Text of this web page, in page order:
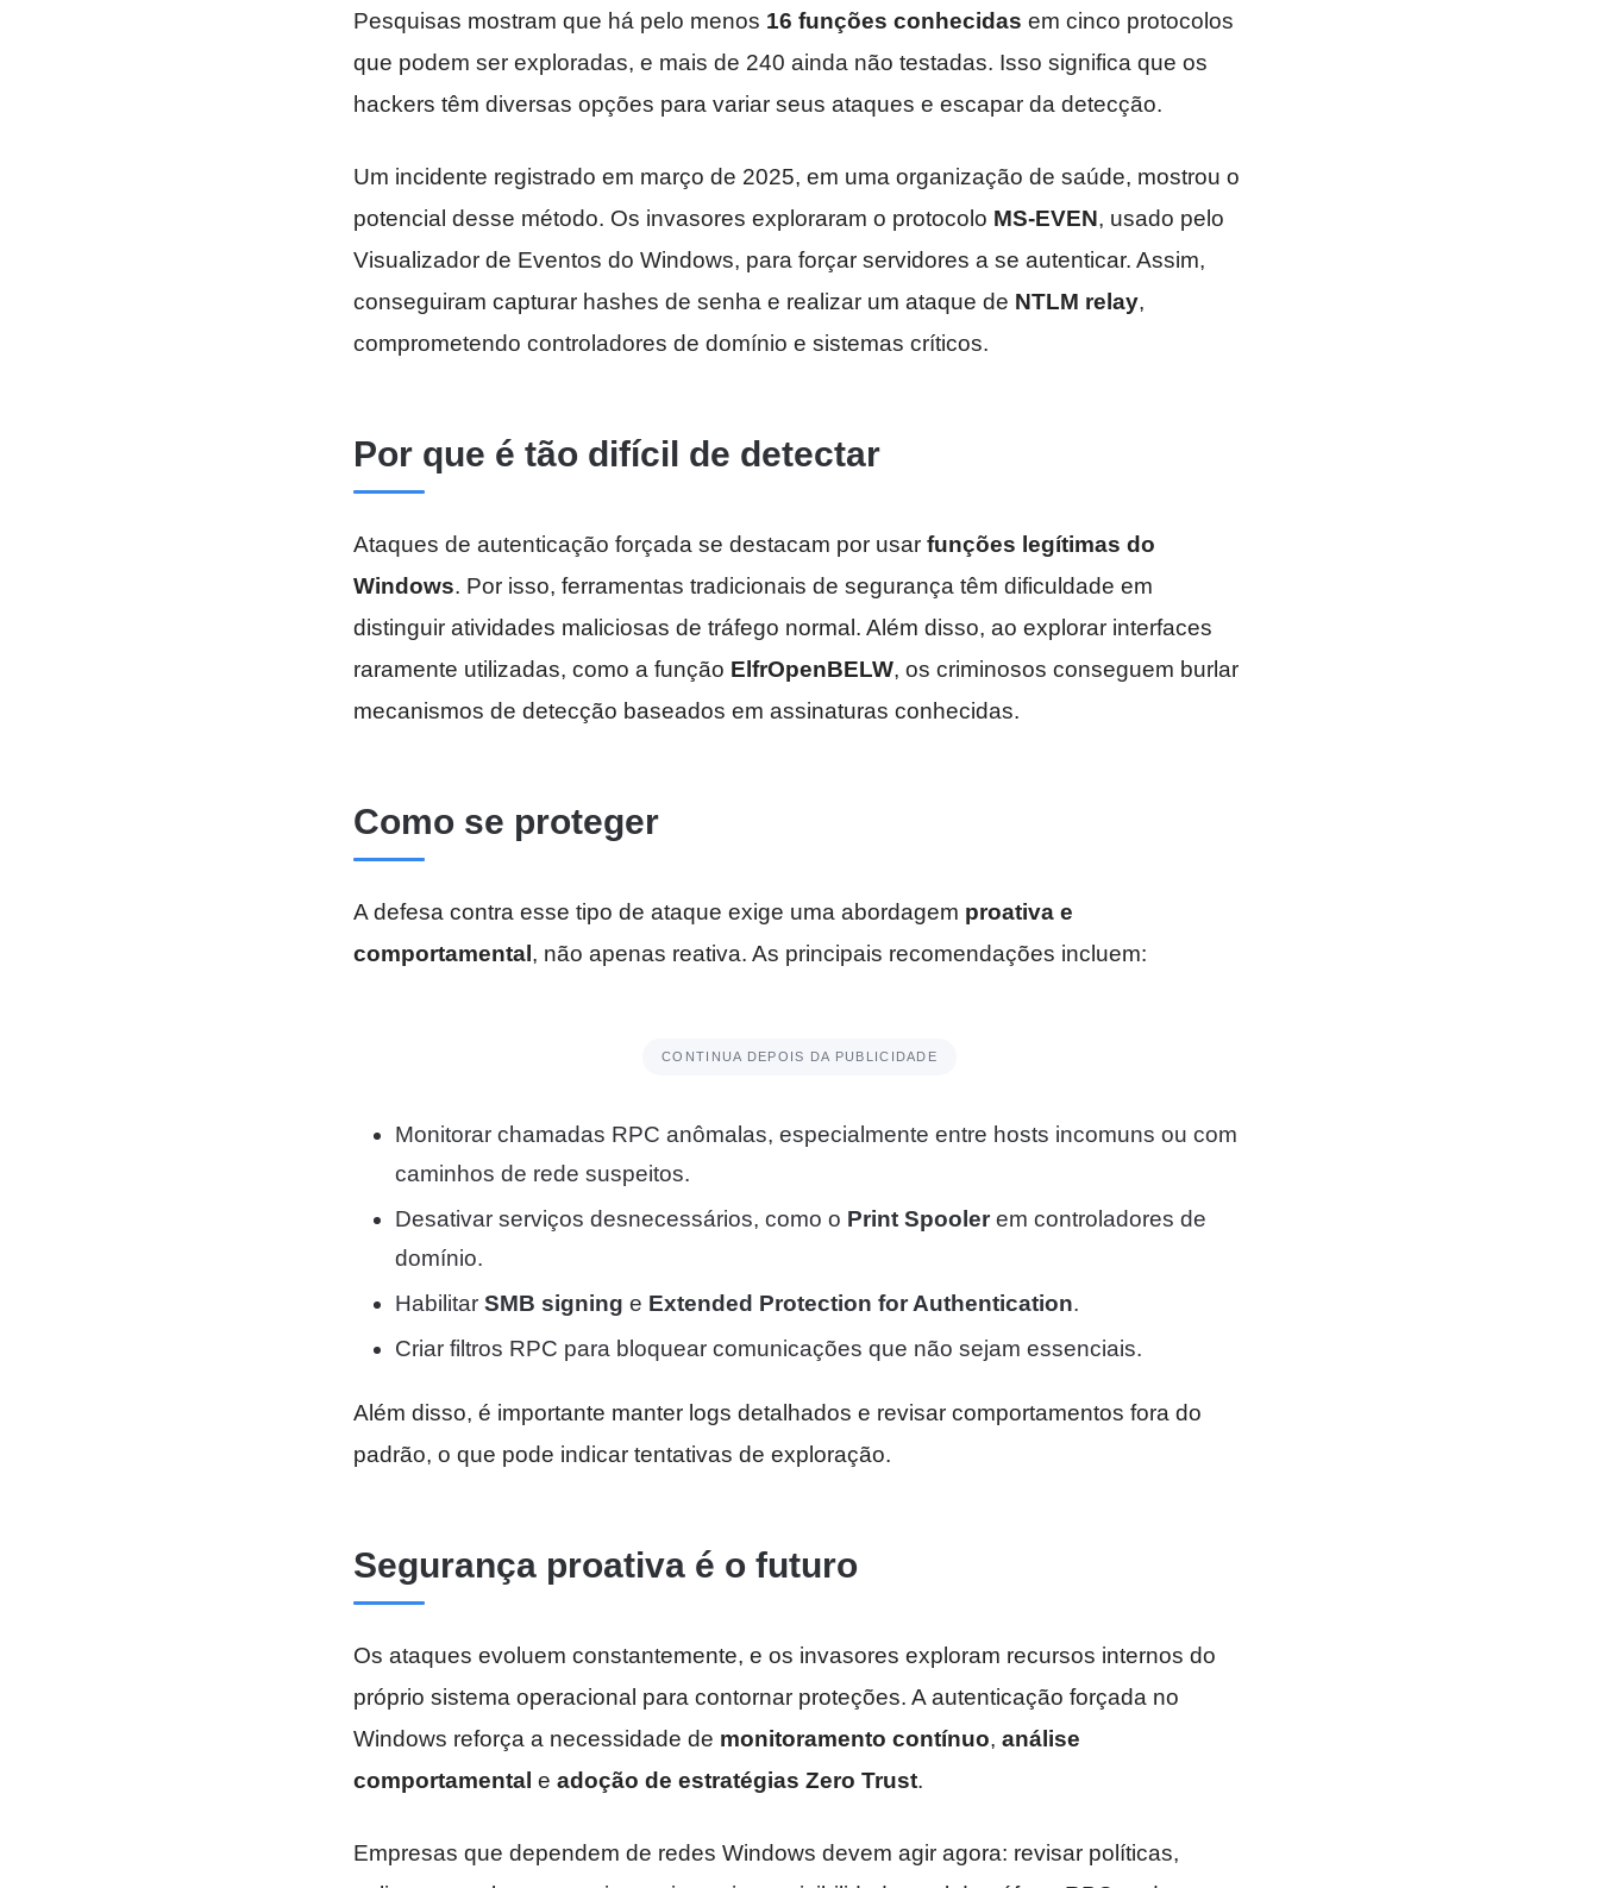
Pesquisas mostram que há pelo menos 16 funções conhecidas em cinco protocolos
que podem ser exploradas, e mais de 240 ainda não testadas. Isso significa que os
hackers têm diversas opções para variar seus ataques e escapar da detecção.
Um incidente registrado em março de 2025, em uma organização de saúde, mostrou o
potencial desse método. Os invasores exploraram o protocolo MS-EVEN, usado pelo
Visualizador de Eventos do Windows, para forçar servidores a se autenticar. Assim,
conseguiram capturar hashes de senha e realizar um ataque de NTLM relay,
comprometendo controladores de domínio e sistemas críticos.
Por que é tão difícil de detectar
Ataques de autenticação forçada se destacam por usar funções legítimas do
Windows. Por isso, ferramentas tradicionais de segurança têm dificuldade em
distinguir atividades maliciosas de tráfego normal. Além disso, ao explorar interfaces
raramente utilizadas, como a função ElfrOpenBELW, os criminosos conseguem burlar
mecanismos de detecção baseados em assinaturas conhecidas.
Como se proteger
A defesa contra esse tipo de ataque exige uma abordagem proativa e
comportamental , não apenas reativa. As principais recomendações incluem:
CONTINUA DEPOIS DA PUBLICIDADE
Monitorar chamadas RPC anômalas, especialmente entre hosts incomuns ou com
caminhos de rede suspeitos.
Desativar serviços desnecessários, como o Print Spooler em controladores de
domínio.
Habilitar SMB signing e Extended Protection for Authentication.
Criar filtros RPC para bloquear comunicações que não sejam essenciais.
Além disso, é importante manter logs detalhados e revisar comportamentos fora do
padrão, o que pode indicar tentativas de exploração.
Segurança proativa é o futuro
Os ataques evoluem constantemente, e os invasores exploram recursos internos do
próprio sistema operacional para contornar proteções. A autenticação forçada no
Windows reforça a necessidade de monitoramento contínuo, análise
comportamental e adoção de estratégias Zero Trust.
Empresas que dependem de redes Windows devem agir agora: revisar políticas,